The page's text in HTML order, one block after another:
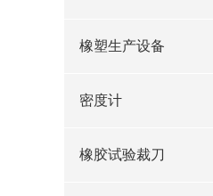
橡塑生产设备
密度计
橡胶试验裁刀